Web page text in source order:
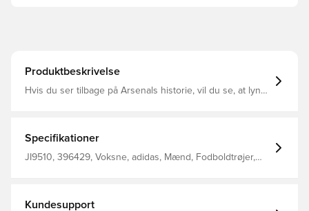
Produktbeskrivelse
Hvis du ser tilbage på Arsenals historie, vil du se, at lynet
marineblåt. Dens præstationsfokuserede konstruktion
sikrer, at spillere forbliver fuldt opladede på banen. Slank
pasform Rund hals Hovedmateriale: 100% Polyester(100%
Specifikationer
JI9510, 396429, Voksne, adidas, Mænd, Fodboldtrøjer,
Kundesupport